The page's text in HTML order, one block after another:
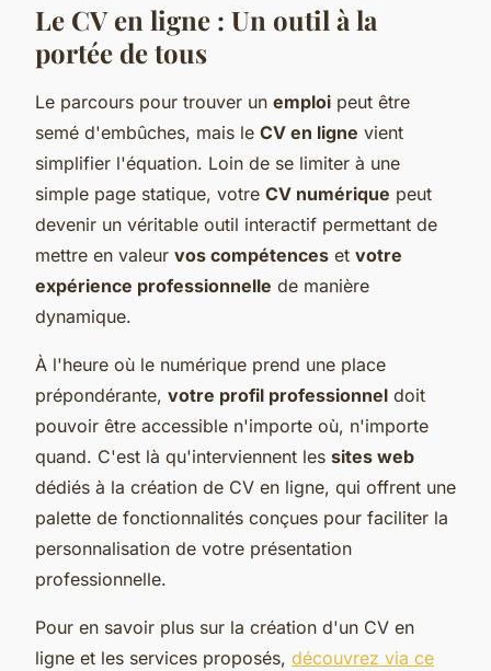
Le CV en ligne : Un outil à la
portée de tous
Le parcours pour trouver un emploi peut être
semé d'embûches, mais le CV en ligne vient
simplifier l'équation. Loin de se limiter à une
simple page statique, votre CV numérique peut
devenir un véritable outil interactif permettant de
mettre en valeur vos compétences et votre
expérience professionnelle de manière
dynamique.
À l'heure où le numérique prend une place
prépondérante, votre profil professionnel doit
pouvoir être accessible n'importe où, n'importe
quand. C'est là qu'interviennent les sites web
dédiés à la création de CV en ligne, qui offrent une
palette de fonctionnalités conçues pour faciliter la
personnalisation de votre présentation
professionnelle.
Pour en savoir plus sur la création d'un CV en
ligne et les services proposés, découvrez via ce